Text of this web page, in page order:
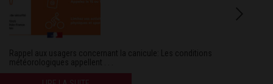
Rappel aux usagers concernant la canicule: Les conditions
météorologiques appellent . . .